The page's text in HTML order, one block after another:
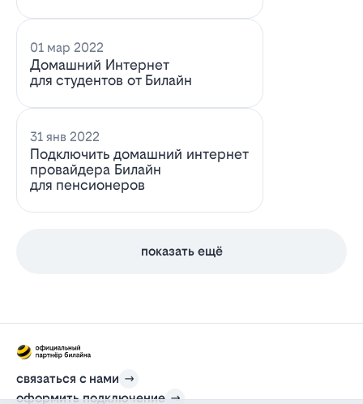
01 мар 2022
Домашний Интернет
для студентов от Билайн
31 янв 2022
Подключить домашний интернет
провайдера Билайн
для пенсионеров
показать ещё
связаться с нами
оформить подключение